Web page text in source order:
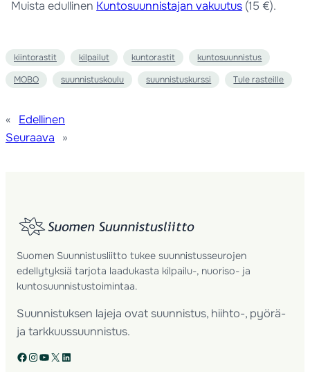
Muista edullinen Kuntosuunnistajan vakuutus (15 €).
kiintorastit kilpailut kuntorastit kuntosuunnistus
MOBO suunnistuskoulu suunnistuskurssi Tule rasteille
«
Edellinen
Seuraava
»
Suomen Suunnistusliitto tukee suunnistusseurojen
edellytyksiä tarjota laadukasta kilpailu-, nuoriso- ja
kuntosuunnistustoimintaa.
Suunnistuksen lajeja ovat suunnistus, hiihto-, pyörä-
ja tarkkuussuunnistus.
Facebook Instagram YouTube X LinkedIn